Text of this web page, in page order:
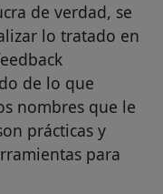
de verdad, se
lo tratado en
de lo que
nombres que le
prácticas y
para